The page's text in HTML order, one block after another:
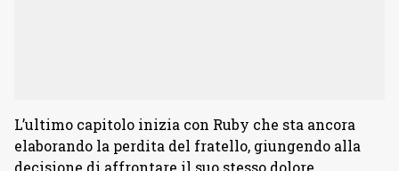
L’ultimo capitolo inizia con Ruby che sta ancora
elaborando la perdita del fratello, giungendo alla
decisione di affrontare il suo stesso dolore.